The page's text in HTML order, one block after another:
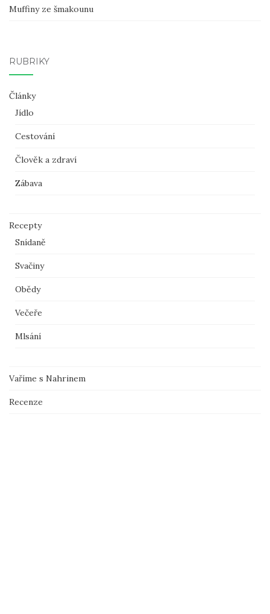
Muffiny ze šmakounu
RUBRIKY
Články
Jídlo
Cestování
Člověk a zdraví
Zábava
Recepty
Snídaně
Svačiny
Obědy
Večeře
Mlsání
Vaříme s Nahrinem
Recenze